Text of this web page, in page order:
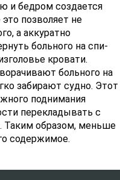
и бедром создается
позволяет не
а аккуратно
больного на спи-
кровати.
больного на
забирают судно. Этот
поднимания
перекладывать с
Таким образом, меньше
содержимое.